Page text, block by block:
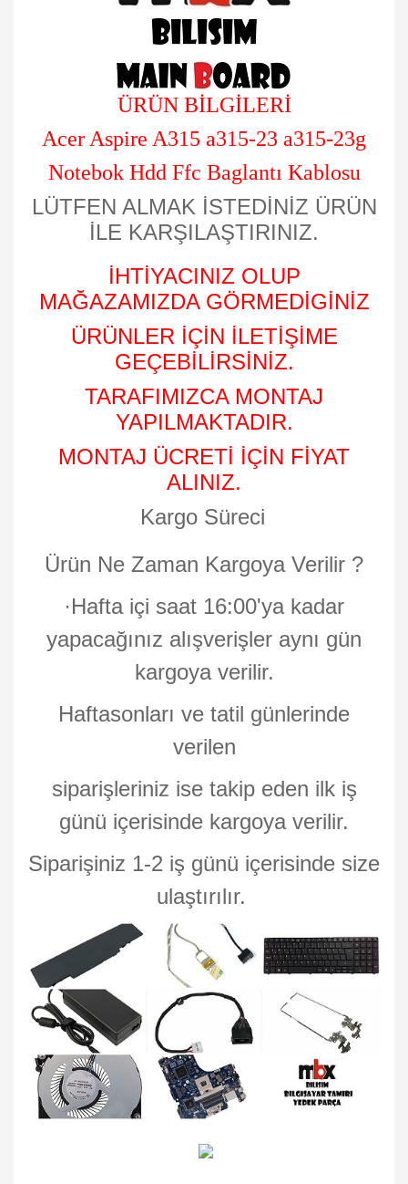
ÜRÜN BİLGİLERİ
Acer Aspire A315 a315-23 a315-23g
Notebok Hdd Ffc Baglantı Kablosu
LÜTFEN ALMAK İSTEDİNİZ ÜRÜN
İLE KARŞILAŞTIRINIZ.
İHTİYACINIZ OLUP
MAĞAZAMIZDA GÖRMEDİGİNİZ
ÜRÜNLER İÇİN İLETİŞİME
GEÇEBİLİRSİNİZ.
TARAFIMIZCA MONTAJ
YAPILMAKTADIR.
MONTAJ ÜCRETİ İÇİN FİYAT
ALINIZ.
Kargo Süreci
Ürün Ne Zaman Kargoya Verilir ?
·Hafta içi saat 16:00'ya kadar
yapacağınız alışverişler aynı gün
kargoya verilir.
Haftasonları ve tatil günlerinde
verilen
siparişleriniz ise takip eden ilk iş
günü içerisinde kargoya verilir.
Siparişiniz 1-2 iş günü içerisinde size
ulaştırılır.